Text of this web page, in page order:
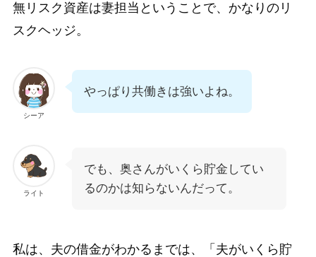
無リスク資産は妻担当ということで、かなりのリ
スクヘッジ。
シーア
やっぱり共働きは強いよね。
ライト
でも、奥さんがいくら貯金してい
るのかは知らないんだって。
私は、夫の借金がわかるまでは、「夫がいくら貯